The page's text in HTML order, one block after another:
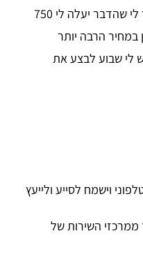
הבולמים הקדמיים. במוסך נאמר לי שהדבר יעלה לי 750
הרבה יותר
לי שבוע לבצע את
וישמח לסייע ולייעץ
השירות של